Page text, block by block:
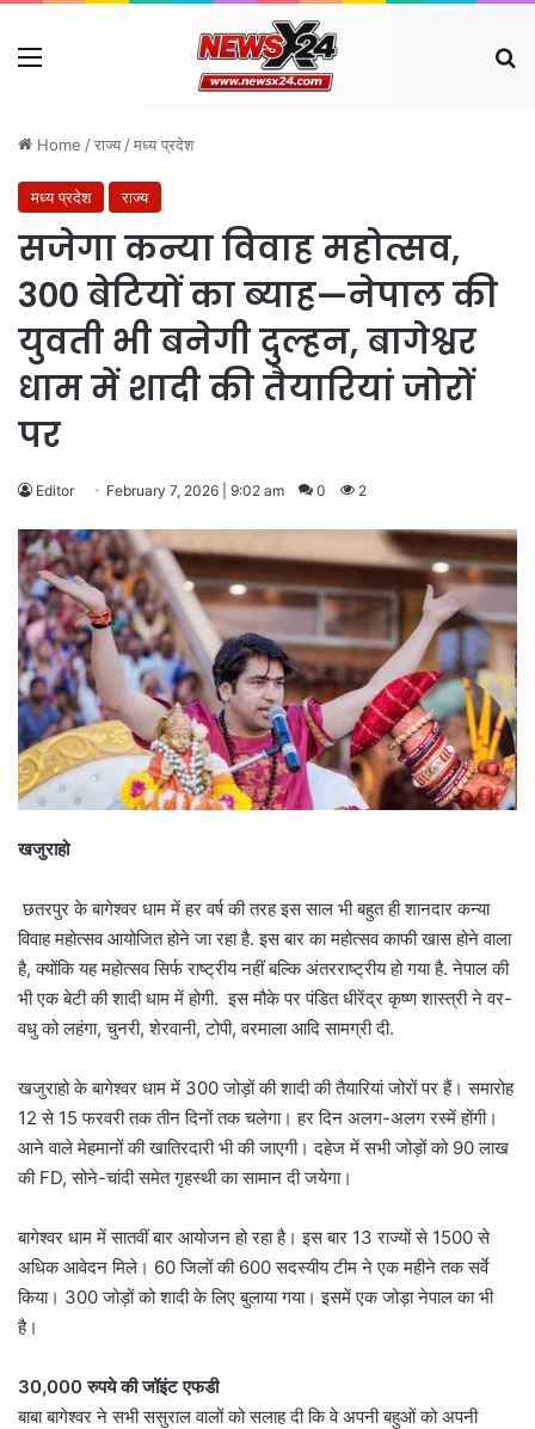
Menu
Home /राज्य /मध्य प्रदेश
मध्य प्रदेश राज्य
सजेगा कन्या विवाह महोत्सव,
300 बेटियों का ब्याह—नेपाल की
युवती भी बनेगी दुल्हन, बागेश्वर
धाम में शादी की तैयारियां जोरों
पर
Editor February 7, 2026 | 9:02 am 0 2
खजुराहो
छतरपुर के बागेश्वर धाम में हर वर्ष की तरह इस साल भी बहुत ही शानदार कन्या
विवाह महोत्सव आयोजित होने जा रहा है. इस बार का महोत्सव काफी खास होने वाला
है, क्योंकि यह महोत्सव सिर्फ राष्ट्रीय नहीं बल्कि अंतरराष्ट्रीय हो गया है. नेपाल की
भी एक बेटी की शादी धाम में होगी. इस मौके पर पंडित धीरेंद्र कृष्ण शास्त्री ने वर-
वधु को लहंगा, चुनरी, शेरवानी, टोपी, वरमाला आदि सामग्री दी.
खजुराहो के बागेश्वर धाम में 300 जोड़ों की शादी की तैयारियां जोरों पर हैं। समारोह
12 से 15 फरवरी तक तीन दिनों तक चलेगा। हर दिन अलग-अलग रस्में होंगी।
आने वाले मेहमानों की खातिरदारी भी की जाएगी। दहेज में सभी जोड़ों को 90 लाख
की FD, सोने-चांदी समेत गृहस्थी का सामान दी जयेगा।
बागेश्वर धाम में सातवीं बार आयोजन हो रहा है। इस बार 13 राज्यों से 1500 से
अधिक आवेदन मिले। 60 जिलों की 600 सदस्यीय टीम ने एक महीने तक सर्वे
किया। 300 जोड़ों को शादी के लिए बुलाया गया। इसमें एक जोड़ा नेपाल का भी
है।
30,000 रुपये की जॉइंट एफडी
बाबा बागेश्वर ने सभी ससुराल वालों को सलाह दी कि वे अपनी बहुओं को अपनी